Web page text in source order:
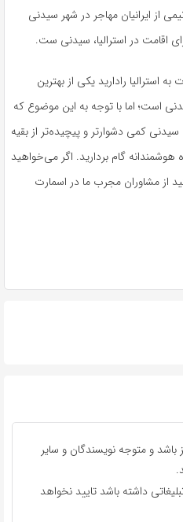
از ایرانیان مهاجر در شهر سیدنی
اقامت در استرالیا، سیدنی ست.
استرالیا رادارید یکی از بهترین
است؛ اما با توجه به این موضوع که
کمی دشوارتر و پیچیده‌تر از بقیه
گام بردارید. اگر می‌خواهید
از مشاوران مجرب ما در اسمارت
و متوجه نویسندگان و سایر
داشته باشد تایید نخواهد